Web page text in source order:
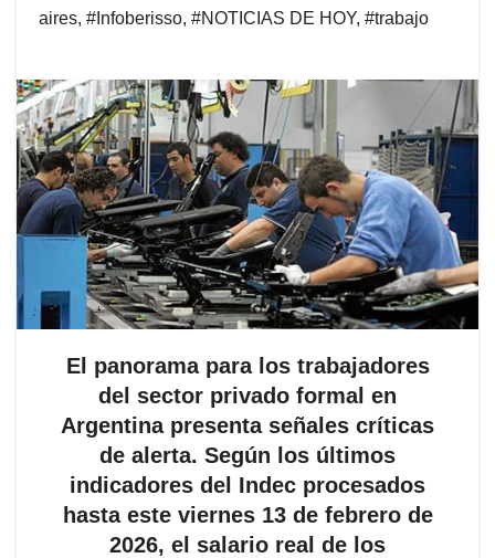
aires, #Infoberisso, #NOTICIAS DE HOY, #trabajo
El panorama para los trabajadores
del sector privado formal en
Argentina presenta señales críticas
de alerta. Según los últimos
indicadores del Indec procesados
hasta este viernes 13 de febrero de
2026, el salario real de los